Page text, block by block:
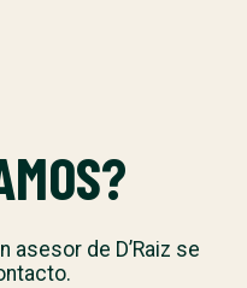
asesor de D’Raiz se